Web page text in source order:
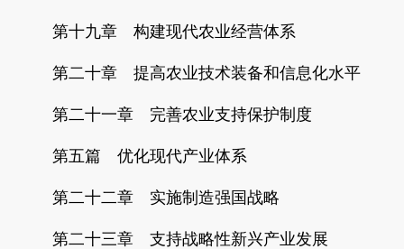
第十九章 构建现代农业经营体系
第二十章 提高农业技术装备和信息化水平
第二十一章 完善农业支持保护制度
第五篇 优化现代产业体系
第二十二章 实施制造强国战略
第二十三章 支持战略性新兴产业发展